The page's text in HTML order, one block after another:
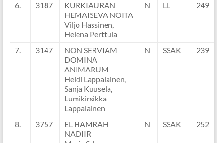
6. 3187
KURKIAURAN
HEMAISEVA NOITA
Viljo Hassinen,
Helena Perttula
N LL 249
7. 3147
NON SERVIAM
DOMINA
ANIMARUM
Heidi Lappalainen,
Sanja Kuusela,
Lumikirsikka
Lappalainen
N SSAK 239
8. 3757
EL HAMRAH
NADIIR
N SSAK 252